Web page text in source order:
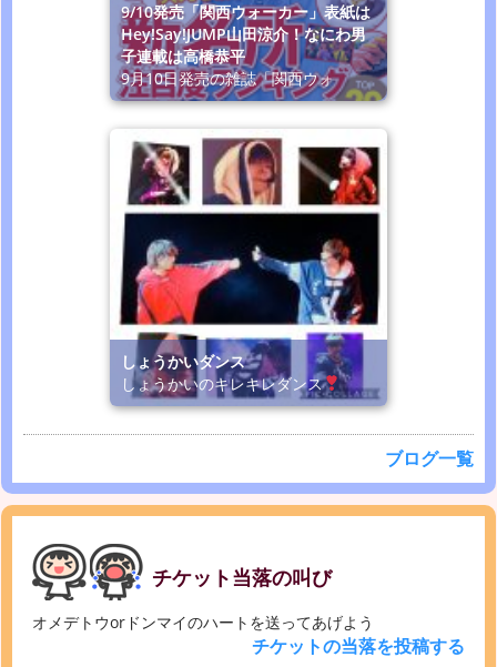
9/10発売「関西ウォーカー」表紙は
Hey!Say!JUMP山田涼介！なにわ男
子連載は高橋恭平
9月10日発売の雑誌「関西ウォ
しょうかいダンス
しょうかいのキレキレダンス
ブログ一覧
チケット当落の叫び
オメデトウorドンマイのハートを送ってあげよう
チケットの当落を投稿する